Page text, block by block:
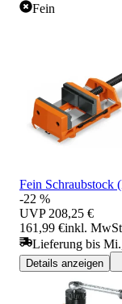
Fein
Fein Schraubstock
-22 %
UVP 208,25 €
161,99 €inkl.
Lieferung bis
Details anzeigen